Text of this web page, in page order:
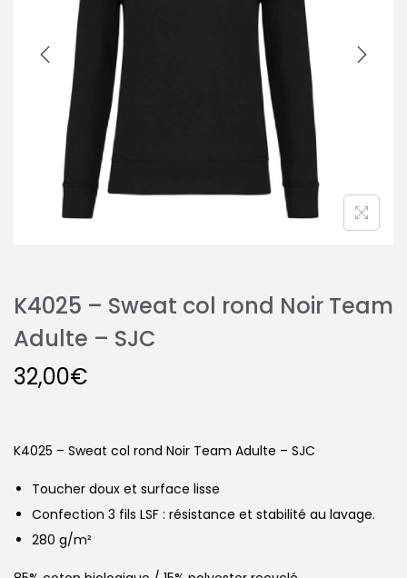
K4025 – Sweat col rond Noir Team
Adulte – SJC
32,00€
K4025 – Sweat col rond Noir Team Adulte – SJC
Toucher doux et surface lisse
Confection 3 fils LSF : résistance et stabilité au lavage.
280 g/m²